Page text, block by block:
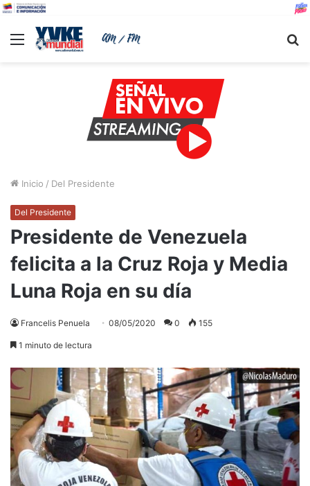
Menu
Inicio / Del Presidente
Del Presidente
Presidente de Venezuela
felicita a la Cruz Roja y Media
Luna Roja en su día
Francelis Penuela 08/05/2020 0 155
1 minuto de lectura